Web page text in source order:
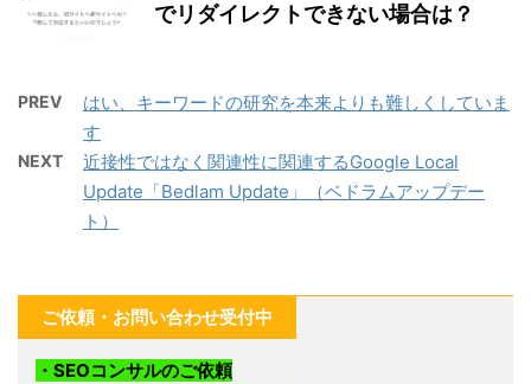
でリダイレクトできない場合は？
PREV
はい、キーワードの研究を本来よりも難しくしていま
す
NEXT
近接性ではなく関連性に関連するGoogle Local
Update「Bedlam Update」（ベドラムアップデー
ト）
ご依頼・お問い合わせ受付中
・SEOコンサルのご依頼